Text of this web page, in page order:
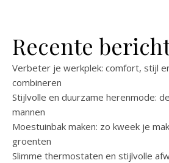
Recente
Verbeter je werkplek: comfort, stijl
combineren
Stijlvolle en duurzame herenmode:
mannen
Moestuinbak maken: zo kweek je
groenten
Slimme thermostaten en stijlvolle